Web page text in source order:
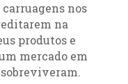
carruagens nos
na
produtos e
mercado em